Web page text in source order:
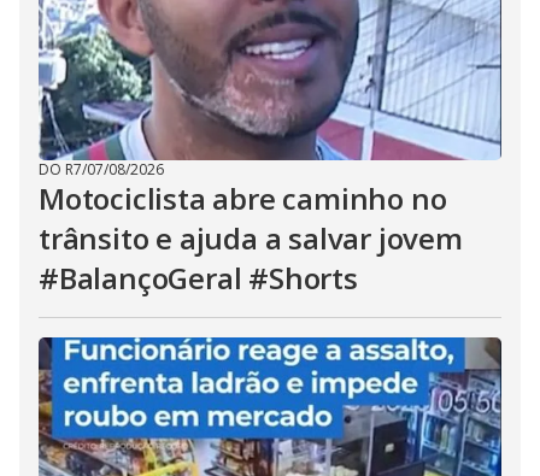
DO R7/07/08/2026
Motociclista abre caminho no
trânsito e ajuda a salvar jovem
#BalançoGeral #Shorts